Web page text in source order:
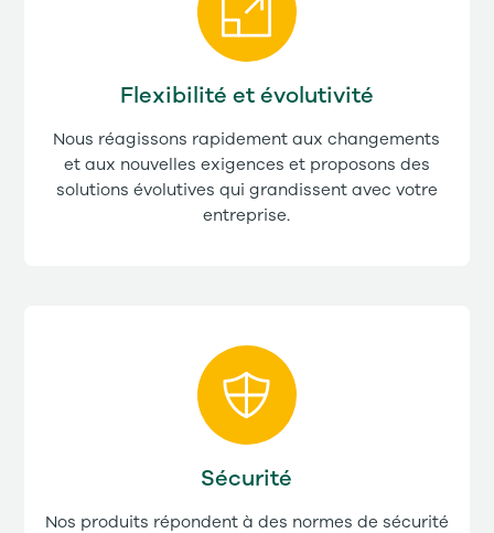
Flexibilité et évolutivité
Nous réagissons rapidement aux changements
et aux nouvelles exigences et proposons des
solutions évolutives qui grandissent avec votre
entreprise.
Sécurité
Nos produits répondent à des normes de sécurité